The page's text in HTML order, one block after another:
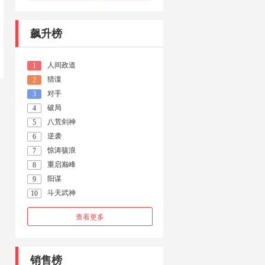
飙升榜
1 人间政道
2 猎谍
3 对手
4 破局
5 八荒剑神
6 逆袭
7 惊涛骇浪
8 重启巅峰
9 阳谋
10 斗天武神
查看更多
销售榜